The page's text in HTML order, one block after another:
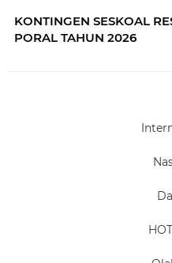
dana CSR BI-OJK yang
Warjiyo
KONTINGEN SESKOAL
PORAL TAHUN 2026